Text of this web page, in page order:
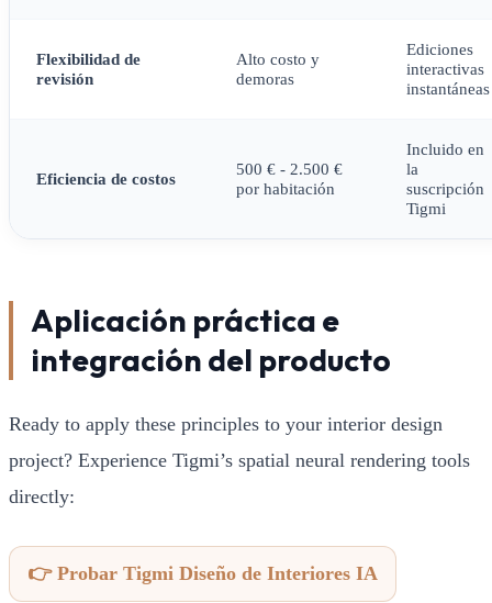
Flexibilidad de
revisión
Alto costo y
demoras
Ediciones
interactivas
instantáneas
Eficiencia de costos
500 € - 2.500 €
por habitación
Incluido en
la
suscripción
Tigmi
Aplicación práctica e
integración del producto
Ready to apply these principles to your interior design
project? Experience Tigmi’s spatial neural rendering tools
directly:
👉 Probar Tigmi Diseño de Interiores IA